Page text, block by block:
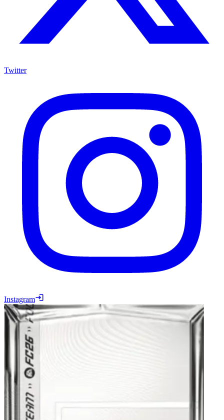
Twitter
Instagram